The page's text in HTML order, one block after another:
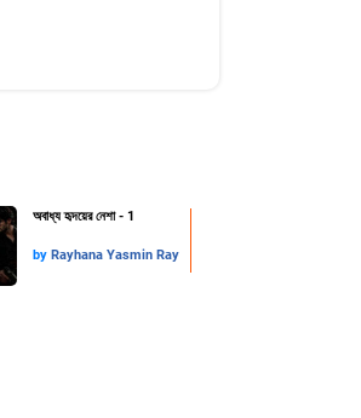
অবাধ্য হৃদয়ের নেশা - 1
by Rayhana Yasmin Ray